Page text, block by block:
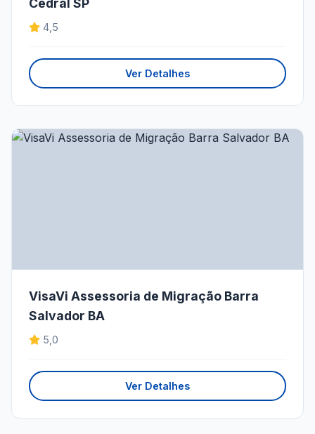
Cedral SP
4,5
Ver Detalhes
VisaVi Assessoria de Migração Barra
Salvador BA
5,0
Ver Detalhes